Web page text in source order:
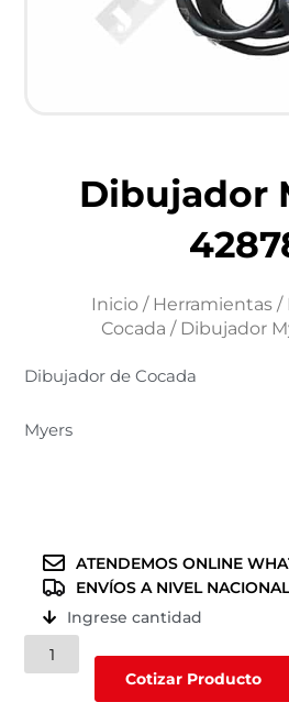
Dibujador
Inicio / Herramientas /
Cocada / Dibujador
Dibujador de Cocada
Myers
ATENDEMOS ONLINE
ENVÍOS A NIVEL NACIONAL
Ingrese cantidad
Dibujador
Myers
Cotizar Producto